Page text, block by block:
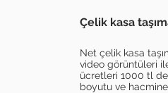
Çelik kasa
Net çelik kasa
video görüntüleri
ücretleri 1000 tl
boyutu ve